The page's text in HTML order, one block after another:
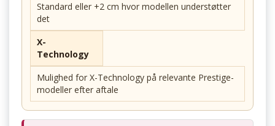
Standard eller +2 cm hvor modellen understøtter
det
X-
Technology
Mulighed for X-Technology på relevante Prestige-
modeller efter aftale